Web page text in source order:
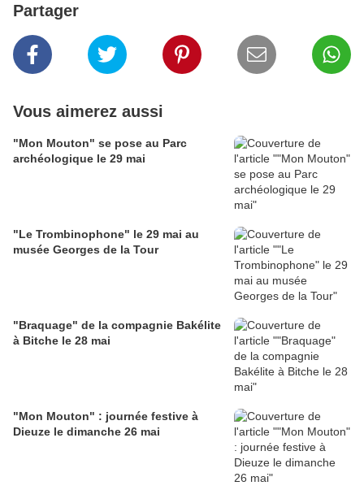
Partager
Vous aimerez aussi
"Mon Mouton" se pose au Parc
archéologique le 29 mai
"Le Trombinophone" le 29 mai au
musée Georges de la Tour
"Braquage" de la compagnie Bakélite
à Bitche le 28 mai
"Mon Mouton" : journée festive à
Dieuze le dimanche 26 mai